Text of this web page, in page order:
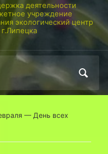
деятельности
учреждение
экологический центр
— День всех